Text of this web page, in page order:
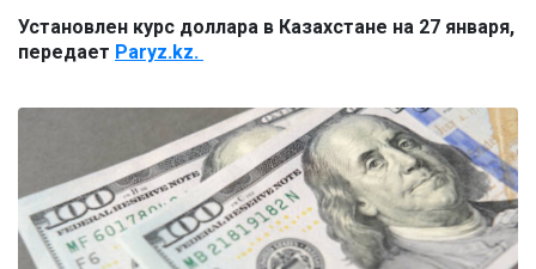
Установлен курс доллара в Казахстане на 27 января,
передает Paryz.kz.